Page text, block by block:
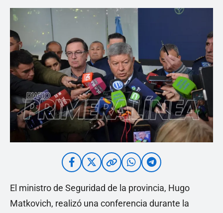
El ministro de Seguridad de la provincia, Hugo
Matkovich, realizó una conferencia durante la